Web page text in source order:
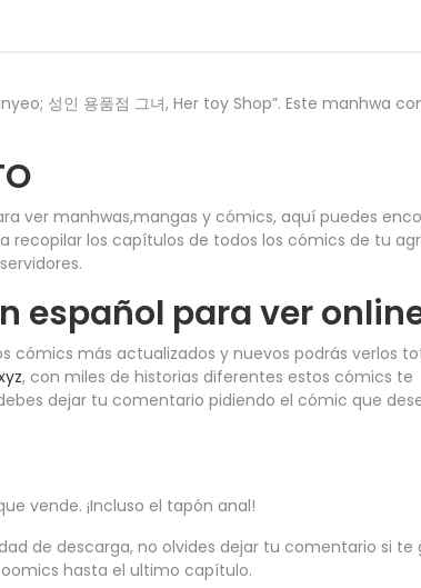
성인 용품점 그녀, Her toy Shop”. Este manhwa
ver manhwas,mangas y cómics, aquí puedes
los capítulos de todos los cómics de tu
español para ver
cómics más actualizados y nuevos podrás verlos
, con miles de historias diferentes estos cómics te
dejar tu comentario pidiendo el cómic que
vende. ¡Incluso el tapón anal!
de descarga, no olvides dejar tu comentario si te
hasta el ultimo capítulo.